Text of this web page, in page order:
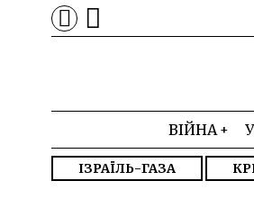
ВІЙНА
ІЗРАЇЛЬ-ГАЗА